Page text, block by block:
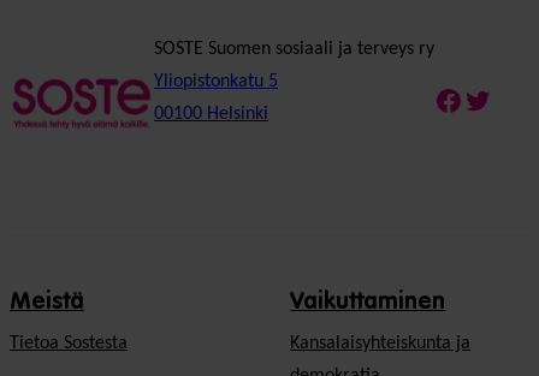
SOSTE Suomen sosiaali ja terveys ry
Yliopistonkatu 5
00100 Helsinki
Meistä
Tietoa Sostesta
Vaikuttaminen
Kansalaisyhteiskunta ja